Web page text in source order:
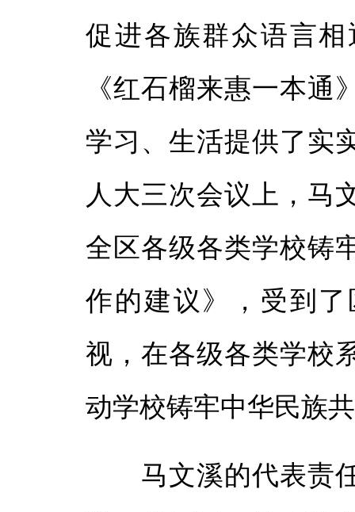
促进各族群众语言
《红石榴来惠一本
学习、生活提供了实
人大三次会议上，马
全区各级各类学校铸
作的建议》，受到
视，在各级各类学校
动学校铸牢中华民族
马文溪的代表责任